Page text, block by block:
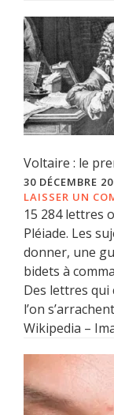
Voltaire : le
30 DÉCEMBRE
LAISSER UN
15 284 lettres
Pléiade. Les
donner, une
bidets à
Des lettres qui
l’on
Wikipedia –